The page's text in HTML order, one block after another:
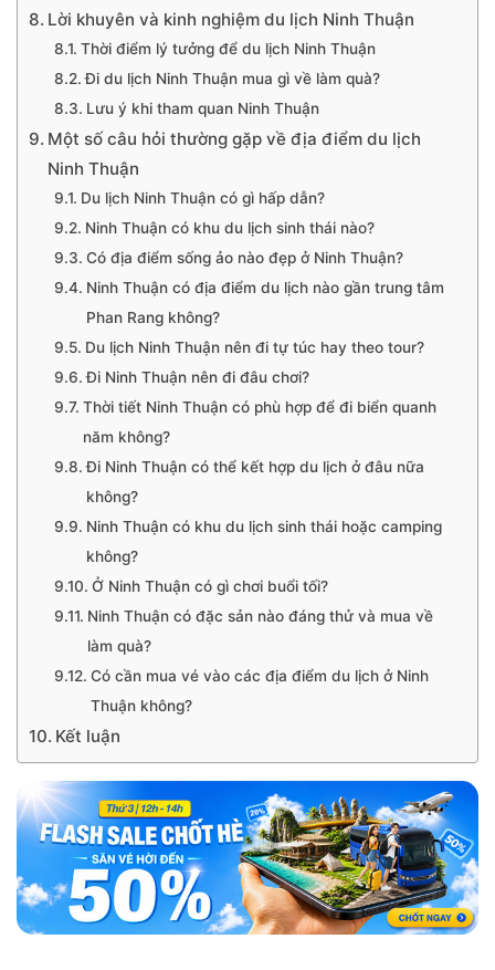
Lời khuyên và kinh nghiệm du lịch Ninh Thuận
Thời điểm lý tưởng để du lịch Ninh Thuận
Đi du lịch Ninh Thuận mua gì về làm quà?
Lưu ý khi tham quan Ninh Thuận
Một số câu hỏi thường gặp về địa điểm du lịch
Ninh Thuận
Du lịch Ninh Thuận có gì hấp dẫn?
Ninh Thuận có khu du lịch sinh thái nào?
Có địa điểm sống ảo nào đẹp ở Ninh Thuận?
Ninh Thuận có địa điểm du lịch nào gần trung tâm
Phan Rang không?
Du lịch Ninh Thuận nên đi tự túc hay theo tour?
Đi Ninh Thuận nên đi đâu chơi?
Thời tiết Ninh Thuận có phù hợp để đi biển quanh
năm không?
Đi Ninh Thuận có thể kết hợp du lịch ở đâu nữa
không?
Ninh Thuận có khu du lịch sinh thái hoặc camping
không?
Ở Ninh Thuận có gì chơi buổi tối?
Ninh Thuận có đặc sản nào đáng thử và mua về
làm quà?
Có cần mua vé vào các địa điểm du lịch ở Ninh
Thuận không?
Kết luận